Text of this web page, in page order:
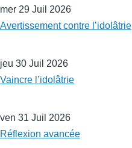
mer 29 Juil 2026
Avertissement contre l’idolâtrie
jeu 30 Juil 2026
Vaincre l’idolâtrie
ven 31 Juil 2026
Réflexion avancée